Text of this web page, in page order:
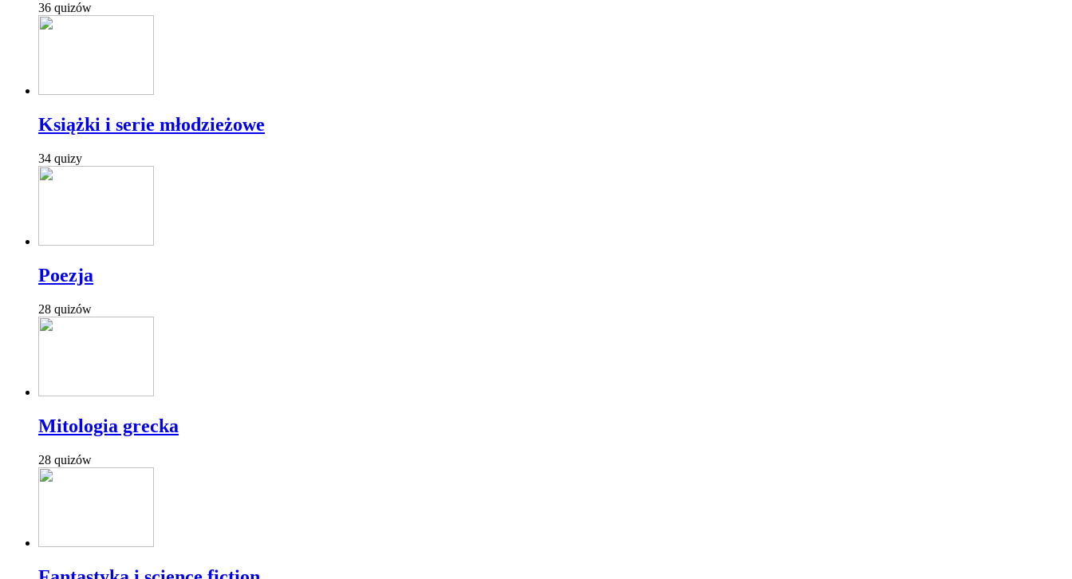
36 quizów
Książki i serie młodzieżowe
34 quizy
Poezja
28 quizów
Mitologia grecka
28 quizów